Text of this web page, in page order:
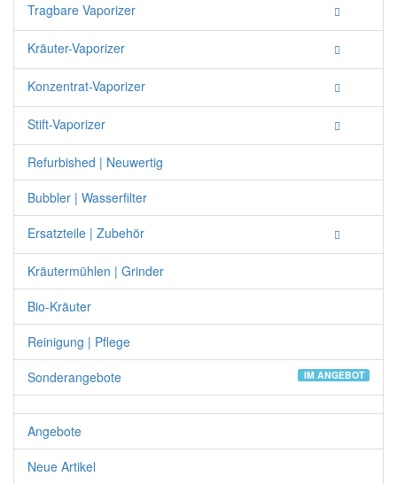
Tragbare Vaporizer
Kräuter-Vaporizer
Konzentrat-Vaporizer
Stift-Vaporizer
Refurbished | Neuwertig
Bubbler | Wasserfilter
Ersatzteile | Zubehör
Kräutermühlen | Grinder
Bio-Kräuter
Reinigung | Pflege
Sonderangebote
IM ANGEBOT
Angebote
Neue Artikel